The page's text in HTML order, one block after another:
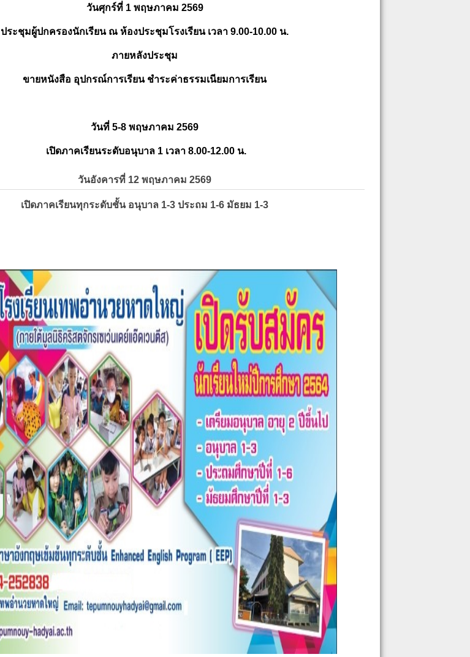
วันศุกร์ที่ 1 พฤษภาคม 2569
ประชุมผู้ปกครองนักเรียน ณ ห้องประชุมโรงเรียน เวลา 9.00-10.00 น.
ภายหลังประชุม
ขายหนังสือ อุปกรณ์การเรียน ชำระค่าธรรมเนียมการเรียน
วันที่ 5-8 พฤษภาคม 2569
เปิดภาคเรียนระดับอนุบาล 1 เวลา 8.00-12.00 น.
วันอังคารที่ 12 พฤษภาคม 2569
เปิดภาคเรียนทุกระดับชั้น อนุบาล 1-3 ประถม 1-6 มัธยม 1-3